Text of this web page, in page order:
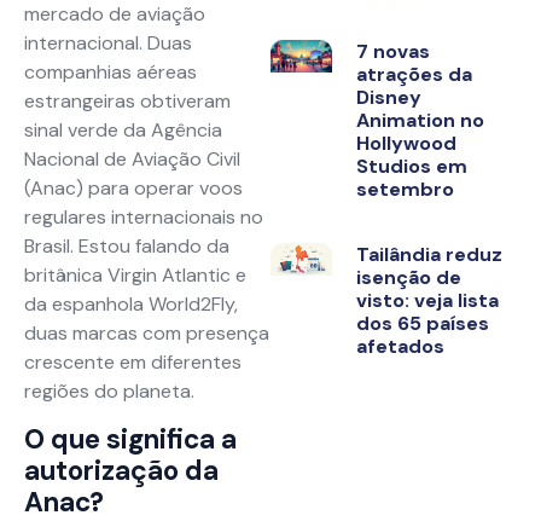
mercado de aviação
internacional. Duas
companhias aéreas
estrangeiras obtiveram
sinal verde da Agência
Nacional de Aviação Civil
(Anac) para operar voos
regulares internacionais no
Brasil. Estou falando da
britânica Virgin Atlantic e
da espanhola World2Fly,
duas marcas com presença
crescente em diferentes
regiões do planeta.
O que significa a
autorização da
Anac?
7 novas
atrações da
Disney
Animation no
Hollywood
Studios em
setembro
Tailândia reduz
isenção de
visto: veja lista
dos 65 países
afetados